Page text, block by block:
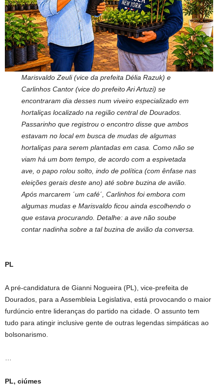
p
o
k
k
Marisvaldo Zeuli (vice da prefeita Délia Razuk) e
Carlinhos Cantor (vice do prefeito Ari Artuzi) se
encontraram dia desses num viveiro especializado em
hortaliças localizado na região central de Dourados.
Passarinho que registrou o encontro disse que ambos
estavam no local em busca de mudas de algumas
hortaliças para serem plantadas em casa. Como não se
viam há um bom tempo, de acordo com a espivetada
ave, o papo rolou solto, indo de política (com ênfase nas
eleições gerais deste ano) até sobre buzina de avião.
Após marcarem ´um café´, Carlinhos foi embora com
algumas mudas e Marisvaldo ficou ainda escolhendo o
que estava procurando. Detalhe: a ave não soube
contar nadinha sobre a tal buzina de avião da conversa.
PL
A pré-candidatura de Gianni Nogueira (PL), vice-prefeita de
Dourados, para a Assembleia Legislativa, está provocando o maior
furdúncio entre lideranças do partido na cidade. O assunto tem
tudo para atingir inclusive gente de outras legendas simpáticas ao
bolsonarismo.
…
PL, ciúmes